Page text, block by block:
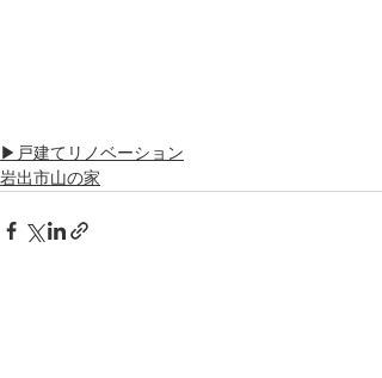
▶戸建てリノベーション
岩出市山の家